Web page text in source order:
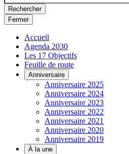
Rechercher
Fermer
Accueil
Agenda 2030
Les 17 Objectifs
Feuille de route
Anniversaire
Anniversaire 2025
Anniversaire 2024
Anniversaire 2023
Anniversaire 2022
Anniversaire 2021
Anniversaire 2020
Anniversaire 2019
À la une